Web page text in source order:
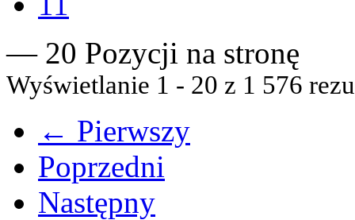
— 20 Pozycji na stronę
Wyświetlanie 1 - 20 z 1 576
← Pierwszy
Poprzedni
Następny